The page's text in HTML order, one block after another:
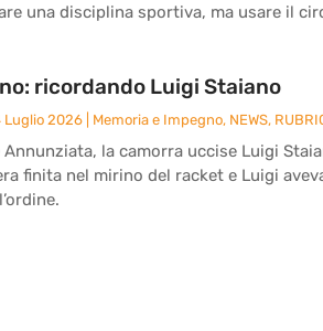
una disciplina sportiva, ma usare il
ricordando Luigi Staiano
Luglio 2026 Memoria e Impegno, NEWS,
la camorra uccise Luigi
finita nel mirino del racket e Luigi